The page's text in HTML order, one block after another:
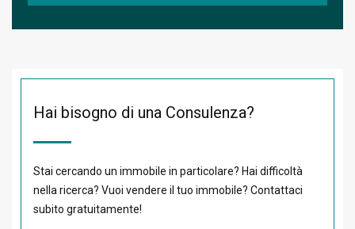
Hai bisogno di una Consulenza?
Stai cercando un immobile in particolare? Hai difficoltà
nella ricerca? Vuoi vendere il tuo immobile? Contattaci
subito gratuitamente!